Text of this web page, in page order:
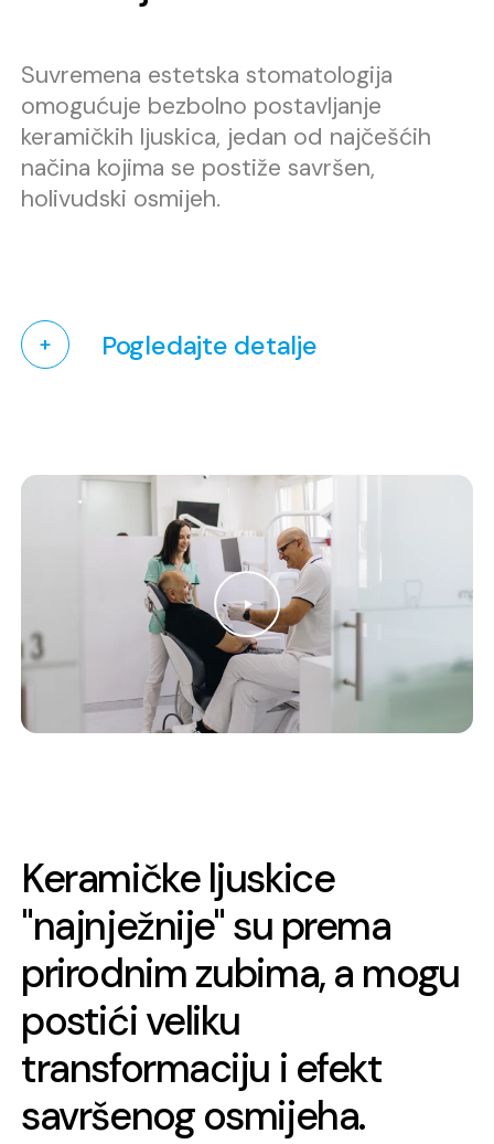
Suvremena estetska stomatologija
omogućuje bezbolno postavljanje
keramičkih ljuskica, jedan od najčešćih
načina kojima se postiže savršen,
holivudski osmijeh.
+ Pogledajte detalje
Keramičke ljuskice
"najnježnije" su prema
prirodnim zubima, a mogu
postići veliku
transformaciju i efekt
savršenog osmijeha.